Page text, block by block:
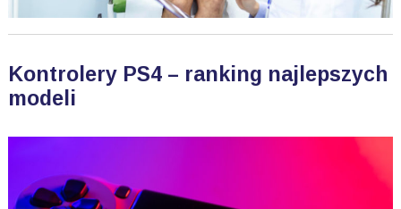
Kontrolery PS4 – ranking najlepszych
modeli